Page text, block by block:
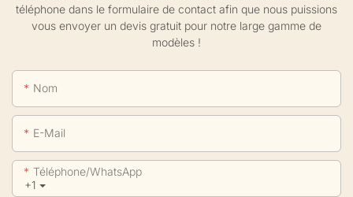
téléphone dans le formulaire de contact afin que nous puissions
vous envoyer un devis gratuit pour notre large gamme de
modèles !
Nom
E-Mail
+1
Téléphone/WhatsApp